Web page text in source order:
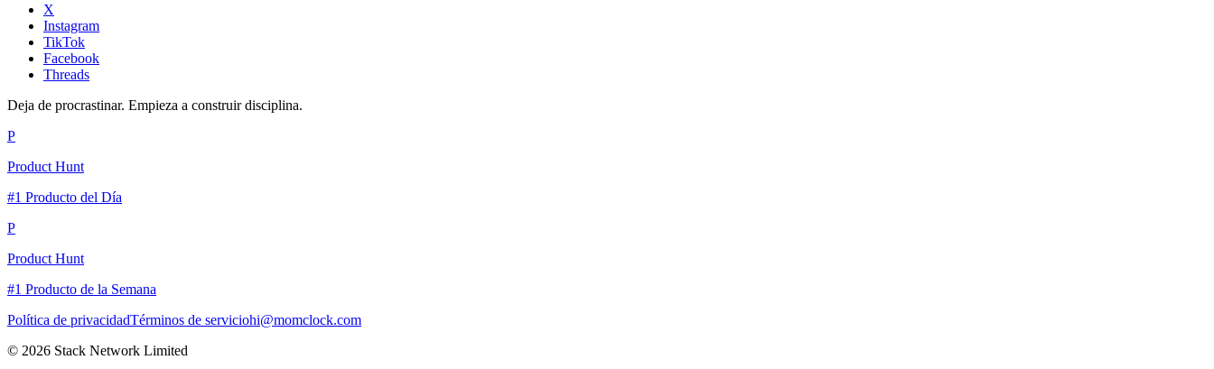
X
Instagram
TikTok
Facebook
Threads
Deja de procrastinar. Empieza a construir disciplina.
P
Product Hunt
#1 Producto del Día
P
Product Hunt
#1 Producto de la Semana
Política de privacidadTérminos de serviciohi@momclock.com
© 2026 Stack Network Limited